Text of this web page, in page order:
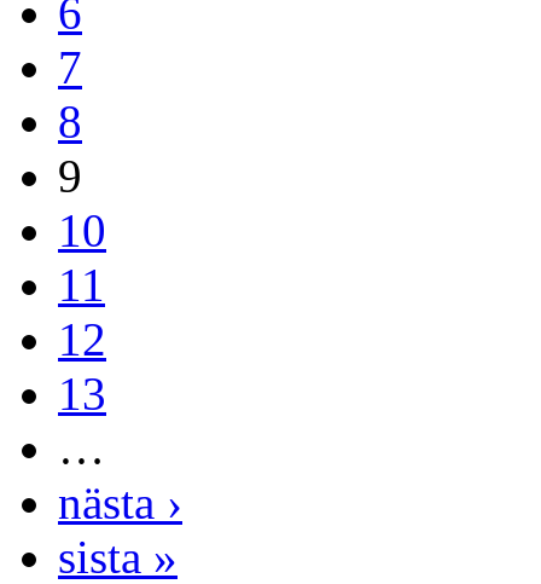
6
7
8
9
10
11
12
13
…
nästa ›
sista »